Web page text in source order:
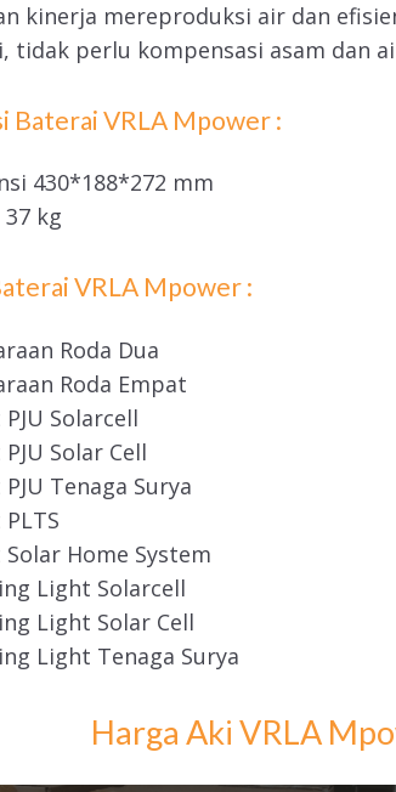
kinerja mereproduksi air dan
tidak perlu kompensasi asam dan
Baterai VRLA Mpower :
430*188*272 mm
kg
VRLA Mpower :
Roda Dua
Roda Empat
Solarcell
Solar Cell
Tenaga Surya
Solar Home System
Light Solarcell
Light Solar Cell
Light Tenaga Surya
Harga Aki VRLA